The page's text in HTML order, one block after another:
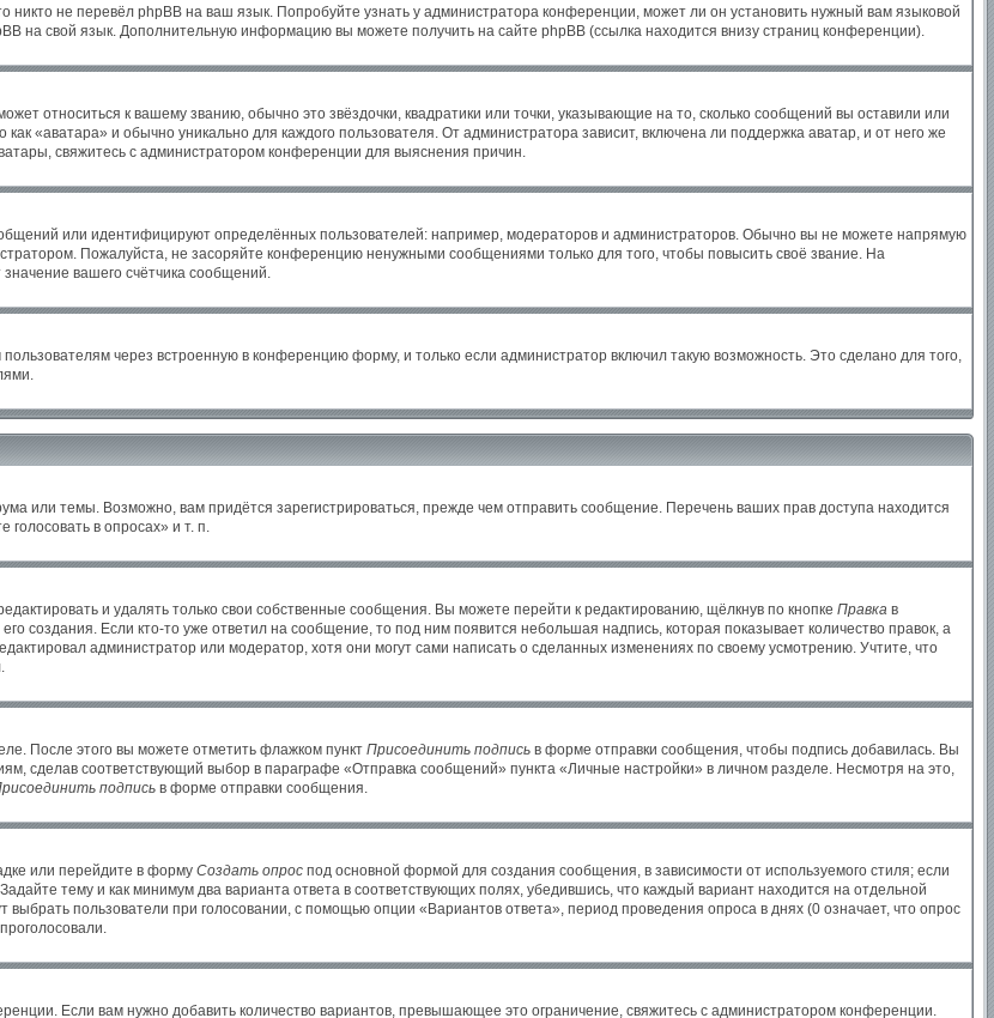
не перевёл phpBB на ваш язык. Попробуйте узнать у администратора конференции, может ли он установить нужный вам языковой
на свой язык. Дополнительную информацию вы можете получить на сайте phpBB (ссылка находится внизу страниц конференции).
относиться к вашему званию, обычно это звёздочки, квадратики или точки, указывающие на то, сколько сообщений вы оставили или
«аватара» и обычно уникально для каждого пользователя. От администратора зависит, включена ли поддержка аватар, и от него же
свяжитесь с администратором конференции для выяснения причин.
или идентифицируют определённых пользователей: например, модераторов и администраторов. Обычно вы не можете напрямую
Пожалуйста, не засоряйте конференцию ненужными сообщениями только для того, чтобы повысить своё звание. На
вашего счётчика сообщений.
через встроенную в конференцию форму, и только если администратор включил такую возможность. Это сделано для того,
или темы. Возможно, вам придётся зарегистрироваться, прежде чем отправить сообщение. Перечень ваших прав доступа находится
в опросах» и т. п.
и удалять только свои собственные сообщения. Вы можете перейти к редактированию, щёлкнув по кнопке Правка в
создания. Если кто-то уже ответил на сообщение, то под ним появится небольшая надпись, которая показывает количество правок, а
администратор или модератор, хотя они могут сами написать о сделанных изменениях по своему усмотрению. Учтите, что
После этого вы можете отметить флажком пункт Присоединить подпись в форме отправки сообщения, чтобы подпись добавилась. Вы
сделав соответствующий выбор в параграфе «Отправка сообщений» пункта «Личные настройки» в личном разделе. Несмотря на это,
подпись в форме отправки сообщения.
или перейдите в форму Создать опрос под основной формой для создания сообщения, в зависимости от используемого стиля; если
тему и как минимум два варианта ответа в соответствующих полях, убедившись, что каждый вариант находится на отдельной
выбрать пользователи при голосовании, с помощью опции «Вариантов ответа», период проведения опроса в днях (0 означает, что опрос
Если вам нужно добавить количество вариантов, превышающее это ограничение, свяжитесь с администратором конференции.